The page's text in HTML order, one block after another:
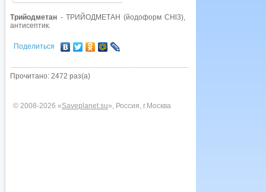
Трийодметан - ТРИЙОДМЕТАН (йодоформ СНl3), желтые кристаллы с
антисептик.
Поделиться
Прочитано: 2472 раз(а)
© 2008-2026 «Saveplanet.su», Россия, г.Москва